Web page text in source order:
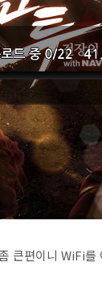
큰편이니 WiFi를